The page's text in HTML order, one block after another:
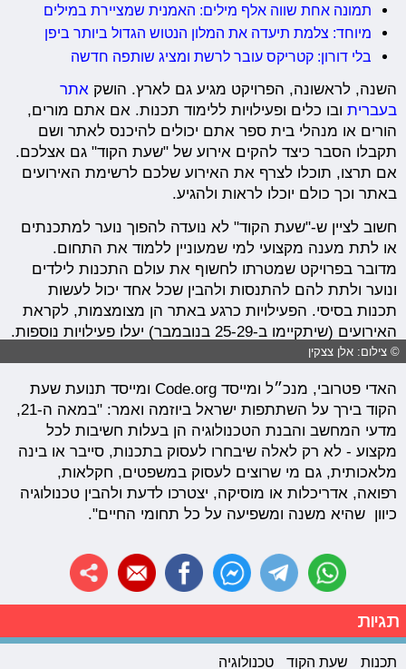
תמונה אחת שווה אלף מילים: האמנית שמציירת במילים
מיוחד: צלמת תיעדה את המלון הנטוש הגדול ביותר ביפן
בלי דורון: קטריקס עובר לרשת ומציג שותפה חדשה
השנה, לראשונה, הפרויקט מגיע גם לארץ. הושק אתר
בעברית ובו כלים ופעילויות ללימוד תכנות. אם אתם מורים,
הורים או מנהלי בית ספר אתם יכולים להיכנס לאתר ושם
תקבלו הסבר כיצד להקים אירוע של "שעת הקוד" גם אצלכם.
אם תרצו, תוכלו לצרף את האירוע שלכם לרשימת האירועים
באתר וכך כולם יוכלו לראות ולהגיע.
חשוב לציין ש-"שעת הקוד" לא נועדה להפוך נוער למתכנתים
או לתת מענה מקצועי למי שמעוניין ללמוד את התחום.
מדובר בפרויקט שמטרתו לחשוף את עולם התכנות לילדים
ונוער ולתת להם להתנסות ולהבין שכל אחד יכול לעשות
תכנות בסיסי. הפעילויות כרגע באתר הן מצומצמות, לקראת
האירועים (שיתקיימו ב-25-29 בנובמבר) יעלו פעילויות נוספות.
© צילום: אלן צצקין
האדי פטרובי, מנכ״ל ומייסדCode.org ומייסד תנועת שעת
הקוד בירך על השתתפות ישראל ביוזמה ואמר: "במאה ה-21,
מדעי המחשב והבנת הטכנולוגיה הן בעלות חשיבות לכל
מקצוע - לא רק לאלה שיבחרו לעסוק בתכנות, סייבר או בינה
מלאכותית, גם מי שרוצים לעסוק במשפטים, חקלאות,
רפואה, אדריכלות או מוסיקה, יצטרכו לדעת ולהבין טכנולוגיה
כיוון שהיא משנה ומשפיעה על כל תחומי החיים".
תגיות
תכנות שעת הקוד טכנולוגיה